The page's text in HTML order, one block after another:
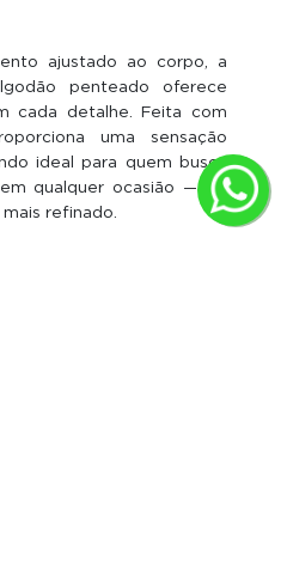
ajustado ao corpo, a
penteado oferece
cada detalhe. Feita com
uma sensação
ideal para quem busca
qualquer ocasião — do
mais refinado.